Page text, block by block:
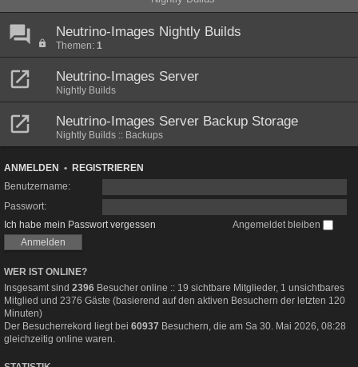
Neutrino-Images Nightly Builds
Themen: 1
Neutrino-Images Server
Nightly Builds
Neutrino-Images Server Backup Storage
Nightly Builds :: Backups
ANMELDEN • REGISTRIEREN
Benutzername:
Passwort:
Ich habe mein Passwort vergessen
Angemeldet bleiben
WER IST ONLINE?
Insgesamt sind 2396 Besucher online :: 19 sichtbare Mitglieder, 1 unsichtbares
Mitglied und 2376 Gäste (basierend auf den aktiven Besuchern der letzten 120
Minuten)
Der Besucherrekord liegt bei 60937 Besuchern, die am Sa 30. Mai 2026, 08:28
gleichzeitig online waren.